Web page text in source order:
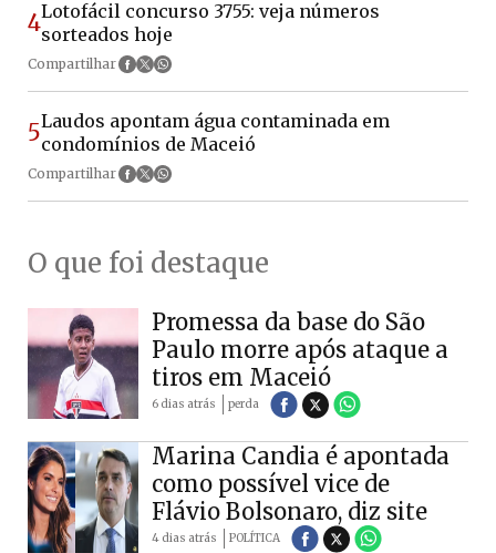
4Lotofácil concurso 3755: veja números
sorteados hoje
Compartilhar
5Laudos apontam água contaminada em
condomínios de Maceió
Compartilhar
O que foi destaque
Promessa da base do São
Paulo morre após ataque a
tiros em Maceió
6 dias atrás perda
Marina Candia é apontada
como possível vice de
Flávio Bolsonaro, diz site
4 dias atrás POLÍTICA